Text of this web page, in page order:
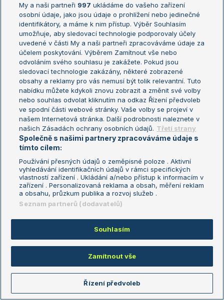
Tomas_Smid_fan 17.05.2026 19:40
sis naběhl
Reagovat
Georgino 17.05.2026 20:28
No jo no.
Reagovat
Georgino 17.05.2026 19:16
Jannik
Reagovat
PTP 17.05.2026 19:15
Jestlipak se koukal Karel Zápěstíčko?
Tennisfan77 17.05.2026 19:15
Ježíš to je super. Hned to oslavím, dam tomu minutu.
Jo a už mě to nezajímá. Strašně nudný hráč, ať se mu daří
Reagovat
My a naši partneři 997 ukládáme do vašeho zařízení
osobní údaje, jako jsou údaje o prohlížení nebo jedinečné
identifikátory, a máme k nim přístup. Výběr Souhlasím
umožňuje, aby sledovací technologie podporovaly účely
uvedené v části My a naši partneři zpracováváme údaje za
účelem poskytování. Výběrem Zamítnout vše nebo
odvoláním svého souhlasu je zakážete. Pokud jsou
sledovací technologie zakázány, některé zobrazené
obsahy a reklamy pro vás nemusí být tolik relevantní. Tuto
nabídku můžete kdykoli znovu zobrazit a změnit své volby
nebo souhlas odvolat kliknutím na odkaz Řízení předvoleb
ve spodní části webové stránky. Vaše volby se projeví v
našem Internetová stránka. Další podrobnosti naleznete v
našich Zásadách ochrany osobních údajů. Třetí strany
Společně s našimi partnery zpracováváme údaje s
tímto cílem:
Používání přesných údajů o zeměpisné poloze . Aktivní
vyhledávání identifikačních údajů v rámci specifických
vlastností zařízení . Ukládání a/nebo přístup k informacím v
zařízení . Personalizovaná reklama a obsah, měření reklam
a obsahu, průzkum publika a rozvoj služeb .
Seznam partnerů (dodavatelů)
Souhlasím
Zamítnout vše
Řízení předvoleb